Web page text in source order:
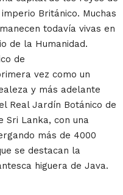
Británico. Muchas
todavía vivas en
de la Humanidad.
de
vez como un
y más adelante
Real Jardín Botánico de
Sri Lanka, con una
más de 4000
se destacan la
higuera de Java.